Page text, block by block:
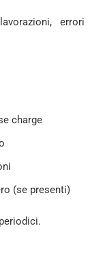
errori
charge
(se presenti)